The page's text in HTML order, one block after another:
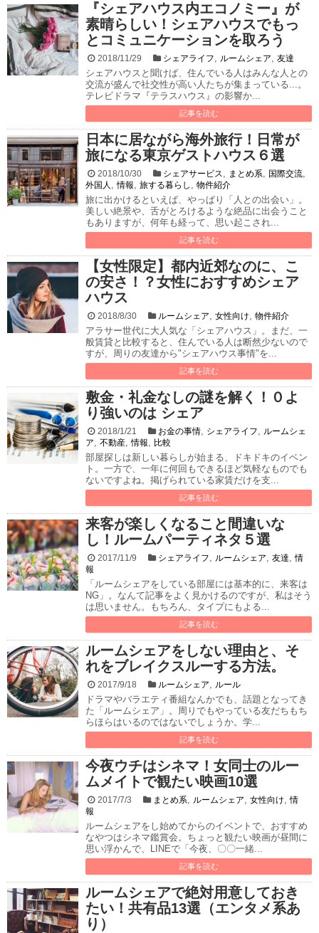
『シェアハウス内エコノミー』が
素晴らしい！シェアハウスでもっ
とコミュニケーションを取ろう
2018/11/29 シェアライフ, ルームシェア, 友達
シェアハウスと聞けば、住んでいる人はみんな人との
交流が盛んで社交性が高い人たちが集まっている...。
テレビドラマ『テラスハウス』の影響か...
記事を読む
日本に居ながら海外旅行！日常が
旅になる東京ゲストハウス６選
2018/10/30 シェアサービス, まとめ系, 国際交流,
外国人 ,情報, 旅する暮らし , 物件紹介
旅に出かけるといえば、やっぱり「人との出会い」。
美しい絶景や、舌がとろけるような絶品に出会うこと
もありますが、何年も経って、思い起こされ...
記事を読む
【女性限定】都内近郊なのに、こ
の安さ！？女性におすすめシェア
ハウス
2018/8/30 ルームシェア, 女性向け, 物件紹介
アラサー世代に大人気な「シェアハウス」。まだ、一
般賃貸と比較すると、住んでいる人は断然少ないので
すが、周りの友達から"シェアハウス事情"を...
記事を読む
敷金・礼金なしの謎を解く！０よ
り強いのは シェア
2018/1/21 お金の事情, シェアライフ, ルームシェ
ア, 不動産,情報, 比較
部屋探しは新しい暮らしが始まる、ドキドキのイベン
ト。一方で、一年に何回もできるほど気軽なものでも
ないですよね。掲げられている家賃だけを支...
記事を読む
来客が楽しくなること間違いな
し！ルームパーティネタ５選
2017/11/9 シェアライフ, ルームシェア, 友達,情
報
「ルームシェアをしている部屋には基本的に、来客は
NG」。なんて記事をよく見かけるのですが、私はそう
は思いません。もちろん、タイプにもよる...
記事を読む
ルームシェアをしない理由と、そ
れをブレイクスルーする方法。
2017/9/18 ルームシェア, ルール
ドラマやバラエティ番組なんかでも、話題となってき
た「ルームシェア」。周りでもやっている友だちもち
らほらはいるのではないでしょうか。学...
記事を読む
今夜ウチはシネマ！女同士のルー
ムメイトで観たい映画10選
2017/7/3 まとめ系, ルームシェア, 女性向け,情
報
ルームシェアをし始めてからのイベントで、おすすめ
なやつはシネマ鑑賞会。ちょっと観たい映画が昼間に
思い浮かんで、LINEで「今夜、〇〇一緒...
記事を読む
ルームシェアで絶対用意しておき
たい！共有品13選（エンタメ系あ
り）